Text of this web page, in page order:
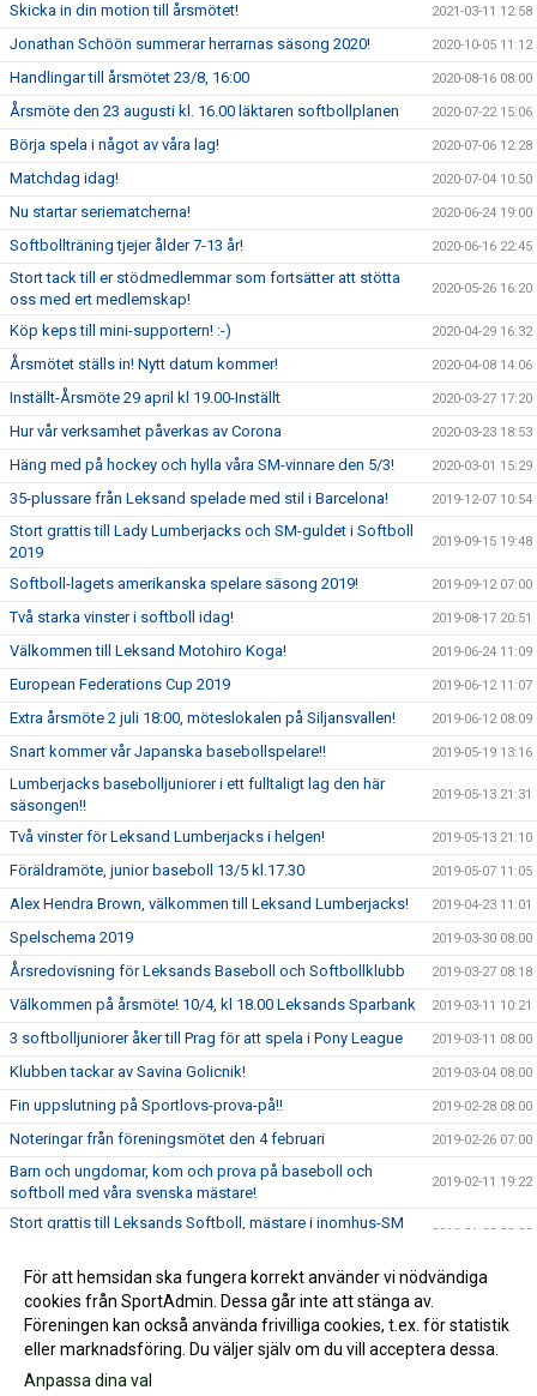
Skicka in din motion till årsmötet! 2021-03-11 12:58
Jonathan Schöön summerar herrarnas säsong 2020! 2020-10-05 11:12
Handlingar till årsmötet 23/8, 16:00 2020-08-16 08:00
Årsmöte den 23 augusti kl. 16.00 läktaren softbollplanen 2020-07-22 15:06
Börja spela i något av våra lag! 2020-07-06 12:28
Matchdag idag! 2020-07-04 10:50
Nu startar seriematcherna! 2020-06-24 19:00
Softbollträning tjejer ålder 7-13 år! 2020-06-16 22:45
Stort tack till er stödmedlemmar som fortsätter att stötta
oss med ert medlemskap!
2020-05-26 16:20
Köp keps till mini-supportern! :-) 2020-04-29 16:32
Årsmötet ställs in! Nytt datum kommer! 2020-04-08 14:06
Inställt-Årsmöte 29 april kl 19.00-Inställt 2020-03-27 17:20
Hur vår verksamhet påverkas av Corona 2020-03-23 18:53
Häng med på hockey och hylla våra SM-vinnare den 5/3! 2020-03-01 15:29
35-plussare från Leksand spelade med stil i Barcelona! 2019-12-07 10:54
Stort grattis till Lady Lumberjacks och SM-guldet i Softboll
2019
2019-09-15 19:48
Softboll-lagets amerikanska spelare säsong 2019! 2019-09-12 07:00
Två starka vinster i softboll idag! 2019-08-17 20:51
Välkommen till Leksand Motohiro Koga! 2019-06-24 11:09
European Federations Cup 2019 2019-06-12 11:07
Extra årsmöte 2 juli 18:00, möteslokalen på Siljansvallen! 2019-06-12 08:09
Snart kommer vår Japanska basebollspelare!! 2019-05-19 13:16
Lumberjacks basebolljuniorer i ett fulltaligt lag den här
säsongen!!
2019-05-13 21:31
Två vinster för Leksand Lumberjacks i helgen! 2019-05-13 21:10
Föräldramöte, junior baseboll 13/5 kl.17.30 2019-05-07 11:05
Alex Hendra Brown, välkommen till Leksand Lumberjacks! 2019-04-23 11:01
Spelschema 2019 2019-03-30 08:00
Årsredovisning för Leksands Baseboll och Softbollklubb 2019-03-27 08:18
Välkommen på årsmöte! 10/4, kl 18.00 Leksands Sparbank 2019-03-11 10:21
3 softbolljuniorer åker till Prag för att spela i Pony League 2019-03-11 08:00
Klubben tackar av Savina Golicnik! 2019-03-04 08:00
Fin uppslutning på Sportlovs-prova-på!! 2019-02-28 08:00
Noteringar från föreningsmötet den 4 februari 2019-02-26 07:00
Barn och ungdomar, kom och prova på baseboll och
softboll med våra svenska mästare!
2019-02-11 19:22
Stort grattis till Leksands Softboll, mästare i inomhus-SM
2019-01-28 22:03
Välkommen på föreningsmöte 4 februari kl.18.00 2019-01-17 15:48
Aktuella träningstider Baseboll Junior och Senior! 2019-01-15 10:52
För att hemsidan ska fungera korrekt använder vi nödvändiga
cookies från SportAdmin. Dessa går inte att stänga av.
Föreningen kan också använda frivilliga cookies, t.ex. för statistik
eller marknadsföring. Du väljer själv om du vill acceptera dessa.
Anpassa dina val